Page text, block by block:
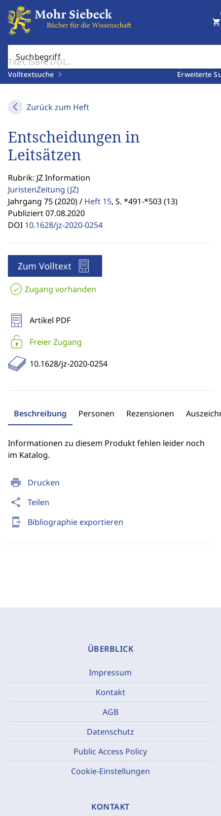
Suchbegriff
Volltextsuche Erweiterte
shopping_cart
Zurück zum Heft
print Drucken
share Teilen
send_to_mobile Bibliographie exportieren
Entscheidungen in
Leitsätzen
Rubrik: JZ Information
JuristenZeitung (JZ)
Jahrgang 75 (2020) / Heft 15, S. *491-*503 (13)
Publiziert 07.08.2020
DOI 10.1628/jz-2020-0254
Zum Volltext
Zugang vorhanden
Artikel PDF
Freier Zugang
10.1628/jz-2020-0254
Beschreibung Personen Rezensionen
Informationen zu diesem Produkt fehlen leider noch
im Katalog.
ÜBERBLICK
Impressum
Kontakt
AGB
Datenschutz
Public Access Policy
Cookie-Einstellungen
KONTAKT